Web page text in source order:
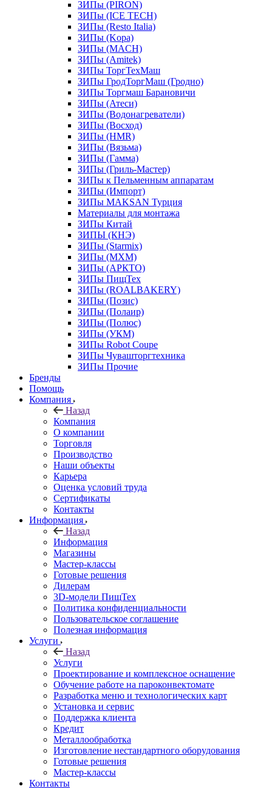
ЗИПы (PIRON)
ЗИПы (ICE TECH)
ЗИПы (Resto Italia)
ЗИПы (Kopa)
ЗИПы (MACH)
ЗИПы (Amitek)
ЗИПы ТоргТехМаш
ЗИПы ГродТоргМаш (Гродно)
ЗИПы Торгмаш Барановичи
ЗИПы (Атеси)
ЗИПы (Водонагреватели)
ЗИПы (Восход)
ЗИПы (HMR)
ЗИПы (Вязьма)
ЗИПы (Гамма)
ЗИПы (Гриль-Мастер)
ЗИПы к Пельменным аппаратам
ЗИПы (Импорт)
ЗИПы MAKSAN Турция
Материалы для монтажа
ЗИПы Китай
ЗИПЫ (КНЭ)
ЗИПы (Starmix)
ЗИПы (МХМ)
ЗИПы (АРКТО)
ЗИПы ПищТех
ЗИПы (ROALBAKERY)
ЗИПы (Позис)
ЗИПы (Полаир)
ЗИПы (Полюс)
ЗИПы (УКМ)
ЗИПы Robot Coupe
ЗИПы Чувашторгтехника
ЗИПы Прочие
Бренды
Помощь
Компания
Назад
Компания
О компании
Торговля
Производство
Наши объекты
Карьера
Оценка условий труда
Сертификаты
Контакты
Информация
Назад
Информация
Магазины
Мастер-классы
Готовые решения
Дилерам
3D-модели ПищТех
Политика конфиденциальности
Пользовательское соглашение
Полезная информация
Услуги
Назад
Услуги
Проектирование и комплексное оснащение
Обучение работе на пароконвектомате
Разработка меню и технологических карт
Установка и сервис
Поддержка клиента
Кредит
Металлообработка
Изготовление нестандартного оборудования
Готовые решения
Мастер-классы
Контакты